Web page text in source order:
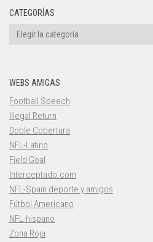
CATEGORÍAS
Categorías
WEBS AMIGAS
Football Speech
Illegal Return
Doble Cobertura
NFL-Latino
Field Goal
Interceptado.com
NFL-Spain deporte y amigos
Fútbol Americano
NFL-hispano
Zona Roja